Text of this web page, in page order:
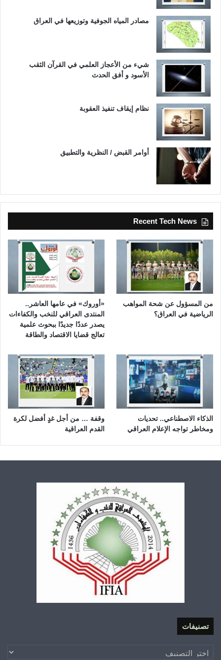
مصادر المياه الجوفية وتوزيعها في العراق
شيء من الأعجاز العلمي في القرآن الثقب
الأسود و أفق الحدث
نظام إيقاف تنفيذ العقوبة
أوامر القبض / النظرية والتطبيق
Recent Tech News
من المسؤول عن شحة المواهب
الرياضية في العراق؟
«أوروك» في عامها العاشر..
المنتدى العراقي للنخب والكفاءات
يصدر عددًا جديدًا ببحوث علمية
تعالج قضايا الاقتصاد والطاقة
الذكاء الاصطناعي.. تحديات
ومخاطر تواجه الإعلام العراقي
وقفة … من أجل غدٍ أفضل لكرة
القدم العراقية
تصنيفات
تصنيفات